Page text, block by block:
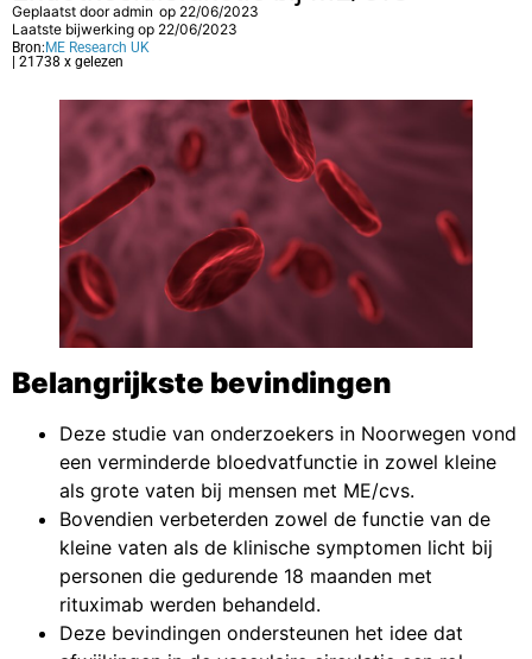
Geplaatst dooradmin op 22/06/2023
Laatste bijwerking op 22/06/2023
Bron: ME Research UK
| 21738 x gelezen
Belangrijkste bevindingen
Deze studie van onderzoekers in Noorwegen vond
een verminderde bloedvatfunctie in zowel kleine
als grote vaten bij mensen met ME/cvs.
Bovendien verbeterden zowel de functie van de
kleine vaten als de klinische symptomen licht bij
personen die gedurende 18 maanden met
rituximab werden behandeld.
Deze bevindingen ondersteunen het idee dat